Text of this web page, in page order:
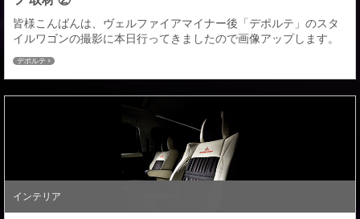
皆様こんばんは、ヴェルファイアマイナー後「デポルテ」のスタ
イルワゴンの撮影に本日行ってきましたので画像アップします。
前回と違い今回はフロントグリル装着＆野外での撮影の為、デザ
イン等もわかりやすいと思いますので少し多めに画像アップしま
す。ＶＥＬＬＦＩＲＥ ＤＥＰＯＲＴＥ ＭＣ後◆フロントハーフス
ポイラー［ＡＢＳ製］￥４６，０００（素地）￥６２，０００
（塗装済）3月下旬～発売予定◆サイドステップ［ＡＢ...
デポルテ
インテリア